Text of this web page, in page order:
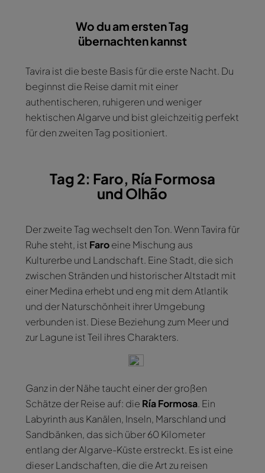
Wo du am ersten Tag
übernachten kannst
Tavira ist die beste Basis für die erste Nacht. Du
beginnst die Reise damit mit einer
authentischeren, ruhigeren und weniger
hektischen Algarve und bist gleichzeitig perfekt
für den zweiten Tag positioniert.
Tag 2: Faro, Ría Formosa
und Olhão
Der zweite Tag wechselt den Ton. Wenn Tavira für
Ruhe steht, ist Faroeine Mischung aus
Kulturerbe und Landschaft. Eine Stadt, die sich
zwischen Stränden und historischer Altstadt mit
einer Medina erhebt und eng mit dem Atlantik
und der Naturschönheit ihrer Umgebung
verbunden ist. Diese Beziehung zum Meer und
zur Lagune ist Teil ihres Charakters.
Ganz in der Nähe taucht einer der großen
Schätze der Reise auf: die Ría Formosa. Ein
Labyrinth aus Kanälen, Inseln, Marschland und
Sandbänken, das sich über 60 Kilometer
entlang der Algarve-Küste erstreckt. Es ist eine
dieser Landschaften, die die Art zu reisen